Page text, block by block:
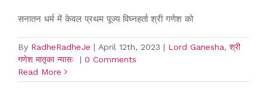
सनातन धर्म में केवल प्रथम पूज्य विघ्नहर्ता श्री गणेश को
By RadheRadheJe | April 12th, 2023 | Lord Ganesha, श्री
गणेश मातृका न्यासः
| 0 Comments
Read More